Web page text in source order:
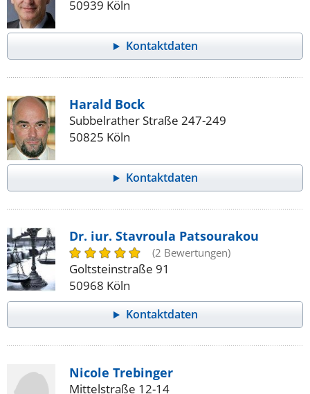
50939 Köln
Kontaktdaten
Harald Bock
Subbelrather Straße 247-249
50825 Köln
Kontaktdaten
Dr. iur. Stavroula Patsourakou
(2 Bewertungen)
Goltsteinstraße 91
50968 Köln
Kontaktdaten
Nicole Trebinger
Mittelstraße 12-14